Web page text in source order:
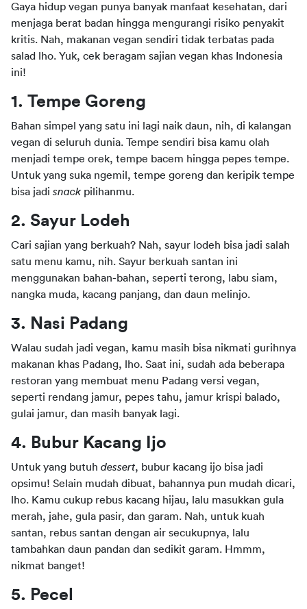
Gaya hidup vegan punya banyak manfaat kesehatan, dari
menjaga berat badan hingga mengurangi risiko penyakit
kritis. Nah, makanan vegan sendiri tidak terbatas pada
salad lho. Yuk, cek beragam sajian vegan khas Indonesia
ini!
1. Tempe Goreng
Bahan simpel yang satu ini lagi naik daun, nih, di kalangan
vegan di seluruh dunia. Tempe sendiri bisa kamu olah
menjadi tempe orek, tempe bacem hingga pepes tempe.
Untuk yang suka ngemil, tempe goreng dan keripik tempe
bisa jadi snack pilihanmu.
2. Sayur Lodeh
Cari sajian yang berkuah? Nah, sayur lodeh bisa jadi salah
satu menu kamu, nih. Sayur berkuah santan ini
menggunakan bahan-bahan, seperti terong, labu siam,
nangka muda, kacang panjang, dan daun melinjo.
3. Nasi Padang
Walau sudah jadi vegan, kamu masih bisa nikmati gurihnya
makanan khas Padang, lho. Saat ini, sudah ada beberapa
restoran yang membuat menu Padang versi vegan,
seperti rendang jamur, pepes tahu, jamur krispi balado,
gulai jamur, dan masih banyak lagi.
4. Bubur Kacang Ijo
Untuk yang butuh dessert, bubur kacang ijo bisa jadi
opsimu! Selain mudah dibuat, bahannya pun mudah dicari,
lho. Kamu cukup rebus kacang hijau, lalu masukkan gula
merah, jahe, gula pasir, dan garam. Nah, untuk kuah
santan, rebus santan dengan air secukupnya, lalu
tambahkan daun pandan dan sedikit garam. Hmmm,
nikmat banget!
5. Pecel